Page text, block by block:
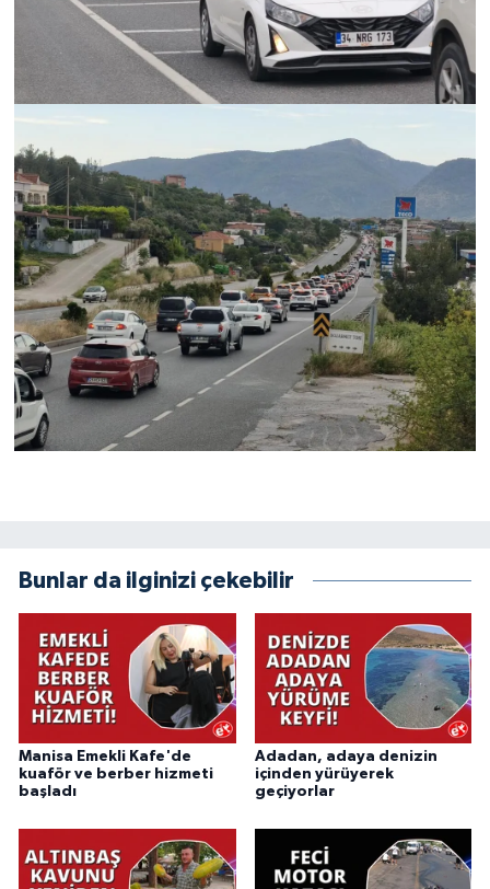
Bunlar da ilginizi çekebilir
Manisa Emekli Kafe'de
kuaför ve berber hizmeti
başladı
Adadan, adaya denizin
içinden yürüyerek
geçiyorlar